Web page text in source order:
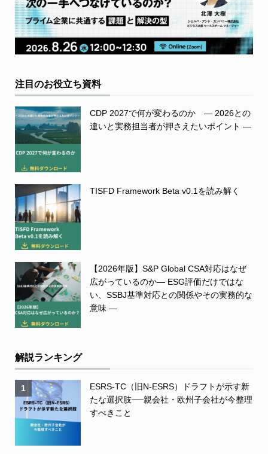
注目のお役立ち資料
CDP 2027で何が変わるのか ― 2026との
違いと実務担当者が押さえたいポイント ―
TISFD Framework Beta v0.1を読み解く
【2026年版】S&P Global CSA対応はなぜ
広がっているのか― ESG評価だけではな
い、SSBJ基準対応との関係やその実務的な
意味 ―
解説ランキング
1
ESRS-TC（旧N-ESRS）ドラフトが示す新
たな選択肢──親会社・欧州子会社が今整理
すべきこと